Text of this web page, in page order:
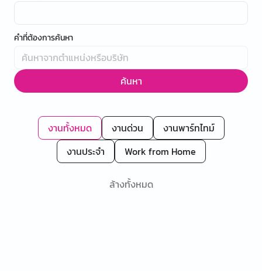
คำที่ต้องการค้นหา
ค้นหา
งานทั้งหมด งานด่วน
งานพาร์ทไทม์
งานประจำ
Work from Home
ล้างทั้งหมด